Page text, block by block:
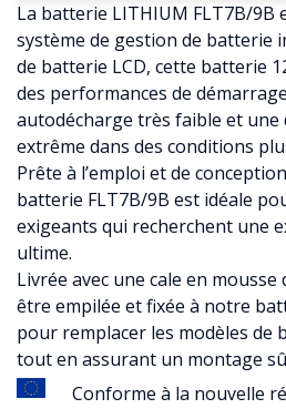
La batterie LITHIUM FLT7B/9B
système de gestion de batterie
de batterie LCD, cette batterie
des performances de
autodécharge très faible et une
extrême dans des conditions
Prête à l’emploi et de
batterie FLT7B/9B est idéale
exigeants qui recherchent une
ultime.
Livrée avec une cale en
être empilée et fixée à notre
pour remplacer les modèles de
tout en assurant un montage
Conforme à la nouvelle